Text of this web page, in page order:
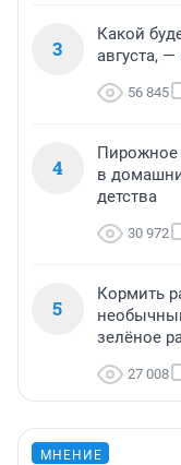
3
Какой
августа,
56 845
4
Пирожное
в
детства
30 972
5
Кормить
зелёное
27 008
МНЕНИЕ